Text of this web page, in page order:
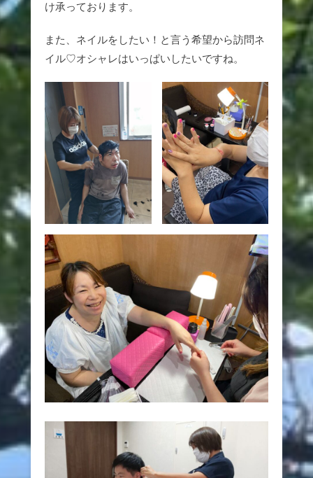
け承っております。
また、ネイルをしたい！と言う希望から訪問ネ
イル♡オシャレはいっぱいしたいですね。